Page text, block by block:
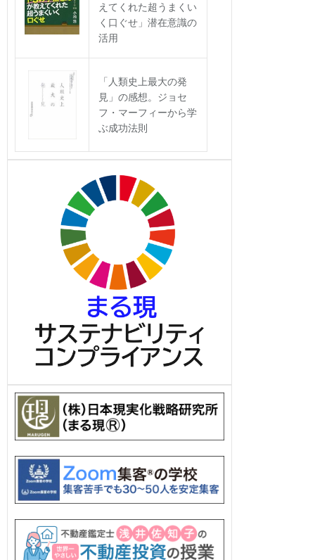
えてくれた超うまくい
く口ぐせ」潜在意識の
活用
「人類史上最大の発
見」の感想。ジョセ
フ・マーフィーから学
ぶ成功法則